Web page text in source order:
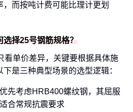
而按吨计费可能比理计更划
择25号钢筋规格？
看单价差异，关键要根据具体施
是三种典型场景的选型逻辑：
先考虑HRB400螺纹钢，其屈服
合常规抗震要求